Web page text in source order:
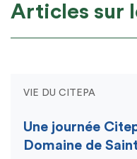
Articles sur
VIE DU CITEPA
Une journée
Domaine de